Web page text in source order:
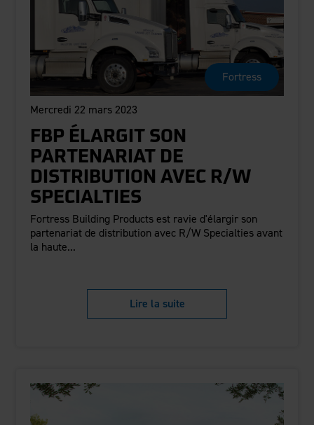
Fortress
Mercredi 22 mars 2023
FBP ÉLARGIT SON
PARTENARIAT DE
DISTRIBUTION AVEC R/W
SPECIALTIES
Fortress Building Products est ravie d'élargir son
partenariat de distribution avec R/W Specialties avant
la haute...
Lire la suite